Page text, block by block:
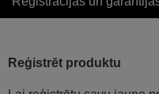
Reģistrēt produktu